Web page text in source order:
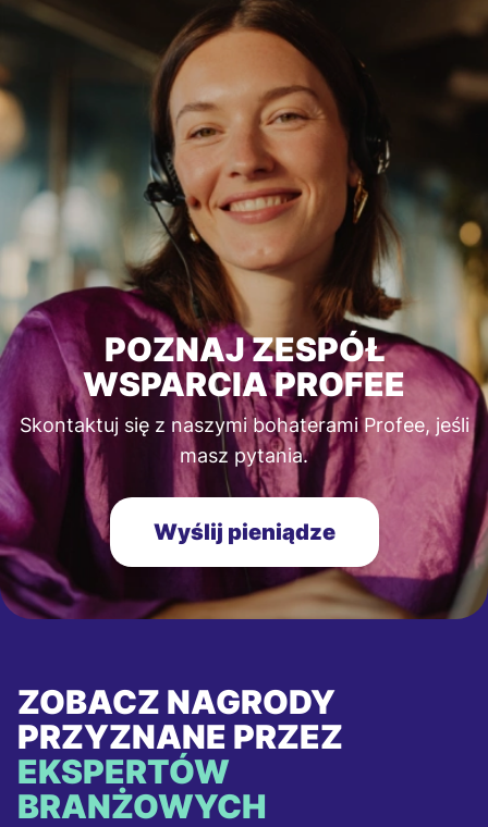
POZNAJ ZESPÓŁ
WSPARCIA PROFEE
Skontaktuj się z naszymi bohaterami Profee, jeśli
masz pytania.
Wyślij pieniądze
ZOBACZ NAGRODY
PRZYZNANE PRZEZ
EKSPERTÓW
BRANŻOWYCH